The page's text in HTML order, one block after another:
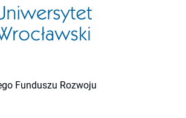
Funduszu Rozwoju